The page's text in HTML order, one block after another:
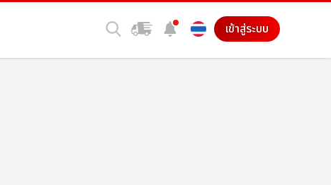
เข้าสู่ระบบ